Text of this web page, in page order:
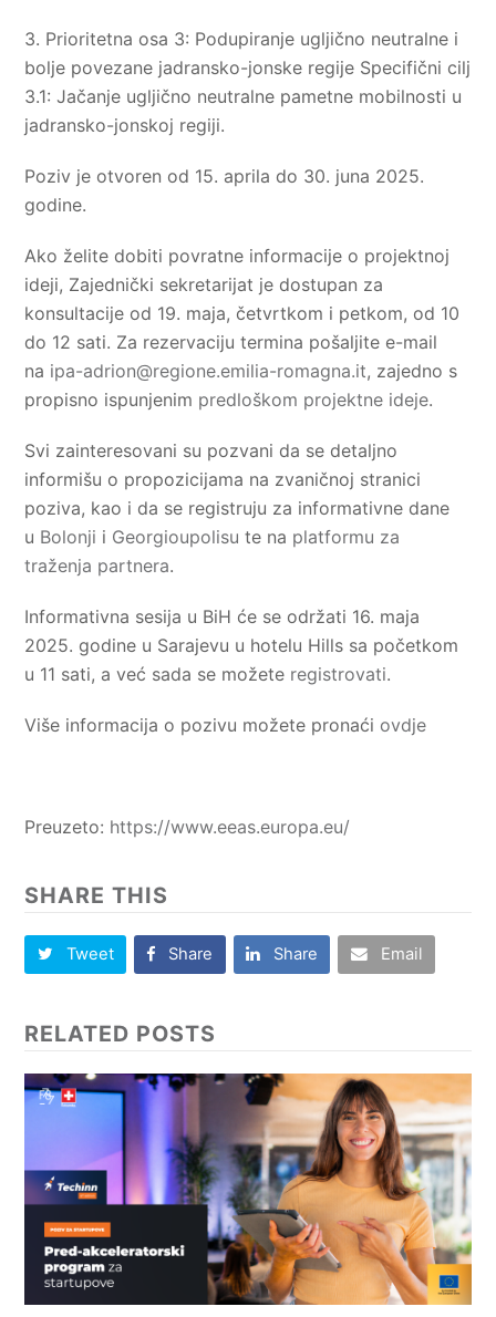
3. Prioritetna osa 3: Podupiranje ugljično neutralne i
bolje povezane jadransko-jonske regije Specifični cilj
3.1: Jačanje ugljično neutralne pametne mobilnosti u
jadransko-jonskoj regiji.
Poziv je otvoren od 15. aprila do 30. juna 2025.
godine.
Ako želite dobiti povratne informacije o projektnoj
ideji, Zajednički sekretarijat je dostupan za
konsultacije od 19. maja, četvrtkom i petkom, od 10
do 12 sati. Za rezervaciju termina pošaljite e-mail
na ipa-adrion@regione.emilia-romagna.it, zajedno s
propisno ispunjenim predloškom projektne ideje.
Svi zainteresovani su pozvani da se detaljno
informišu o propozicijama na zvaničnoj stranici
poziva, kao i da se registruju za informativne dane
u Bolonji i Georgioupolisute na platformu za
traženja partnera.
Informativna sesija u BiH će se održati 16. maja
2025. godine u Sarajevu u hotelu Hills sa početkom
u 11 sati, a već sada se možete registrovati.
Više informacija o pozivu možete pronaći ovdje
Preuzeto: https://www.eeas.europa.eu/
SHARE THIS
Tweet Share Share Email
RELATED POSTS